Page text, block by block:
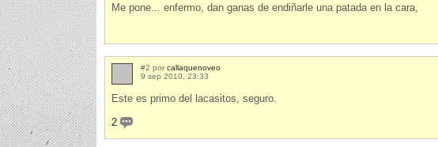
Me pone... enfermo, dan ganas de endiñarle una patada en la cara,
#2 por callaquenoveo
9 sep 2010, 23:33
Este es primo del lacasitos, seguro.
2